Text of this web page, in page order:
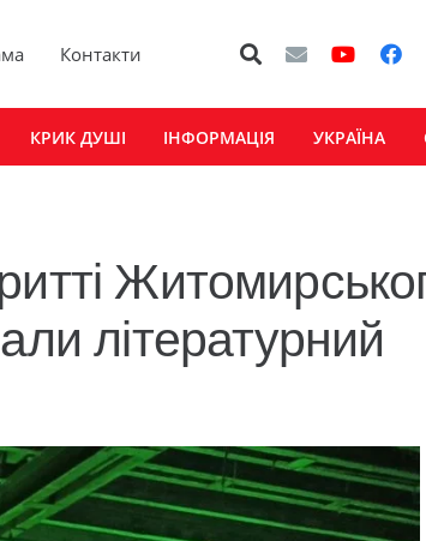
Контакти
КРИК ДУШІ ІНФОРМАЦІЯ УКРАЇНА
літературний